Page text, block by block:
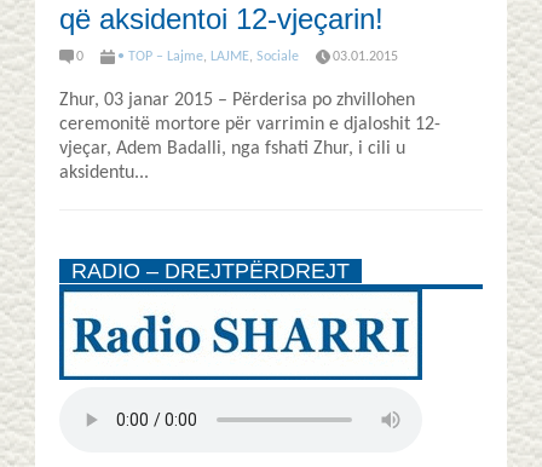
që aksidentoi 12-vjeçarin!
0 • TOP – Lajme, LAJME, Sociale 03.01.2015
Zhur, 03 janar 2015 – Përderisa po zhvillohen
ceremonitë mortore për varrimin e djaloshit 12-
vjeçar, Adem Badalli, nga fshati Zhur, i cili u
aksidentu...
RADIO – DREJTPËRDREJT